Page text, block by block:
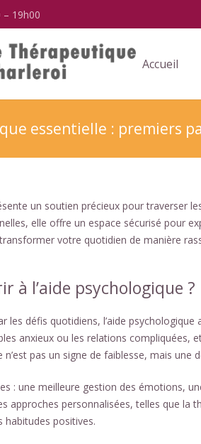
– 19h00
Accueil
essentielle : premiers
un soutien précieux pour traverser
elle offre un espace sécurisé pour
votre quotidien de manière
à l’aide psychologique ?
les défis quotidiens, l’aide
anxieux ou les relations compliquées,
n’est pas un signe de faiblesse, mais
: une meilleure gestion des émotions,
approches personnalisées, telles que
habitudes positives.